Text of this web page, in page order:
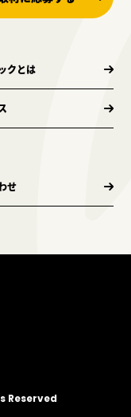
クとは
せ
Reserved